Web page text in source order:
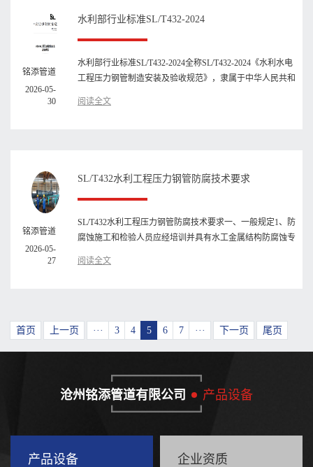
铭添管道
2026-05-
30
水利部行业标准SL/T432-2024
水利部行业标准SL/T432-2024全称SL/T432-2024《水利水电
工程压力钢管制造安装及验收规范》，隶属于中华人民共和
阅读全文
铭添管道
2026-05-
27
SL/T432水利工程压力钢管防腐技术要求
SL/T432水利工程压力钢管防腐技术要求一、一般规定1、防
腐蚀施工和检验人员应经培训并具有水工金属结构防腐蚀专
阅读全文
首页 上一页 ··· 3 4 5 6 7 ··· 下一页 尾页
沧州铭添管道有限公司 产品设备
产品设备 企业资质